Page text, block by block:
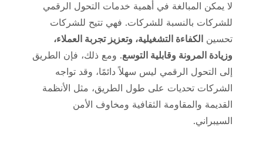
لا يمكن المبالغة في أهمية خدمات التحول الرقمي
للشركات بالنسبة للشركات. فهي تتيح للشركات
تحسين الكفاءة التشغيلية، وتعزيز تجربة العملاء،
وزيادة المرونة وقابلية التوسع. ومع ذلك، فإن الطريق
إلى التحول الرقمي ليس سهلاً دائمًا، وقد تواجه
الشركات تحديات على طول الطريق، مثل الأنظمة
القديمة والمقاومة الثقافية ومخاوف الأمن
السيبراني.